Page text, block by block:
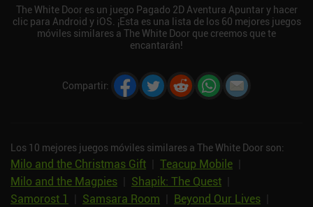
The White Door es un juego Pagado 2D Aventura Apuntar y hacer
clic para Android y iOS. ¡Esta es una lista de los 60 mejores juegos
móviles similares a The White Door que creemos que te
encantarán!
Compartir:
Los 10 mejores juegos móviles similares a The White Door son:
Milo and the Christmas Gift Teacup Mobile
Milo and the Magpies
Shapik: The Quest
Samorost 1
Samsara Room Beyond Our Lives